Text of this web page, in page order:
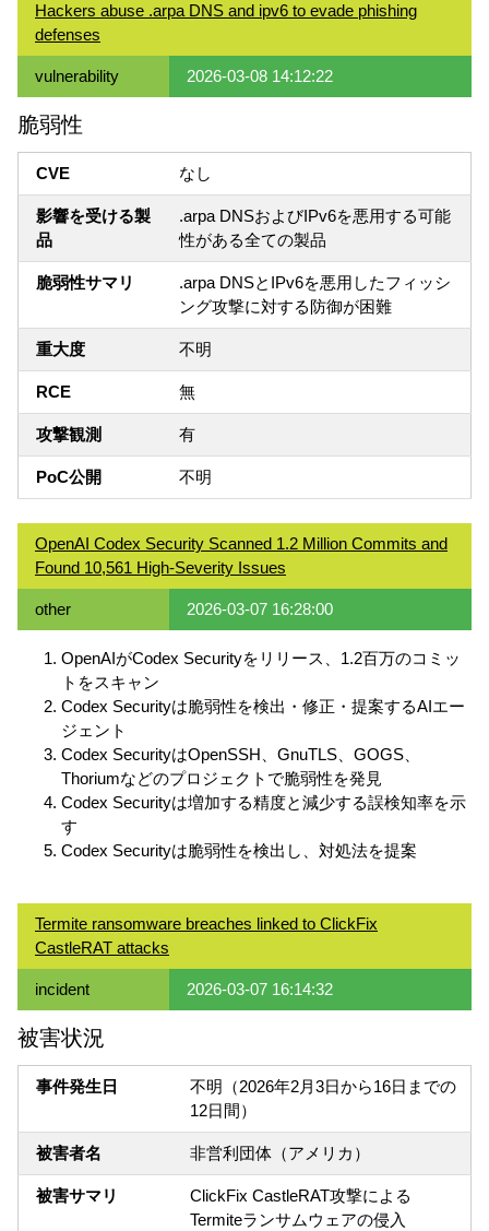
Hackers abuse .arpa DNS and ipv6 to evade phishing
defenses
vulnerability 2026-03-08 14:12:22
脆弱性
CVE なし
影響を受ける製
品
.arpa DNSおよびIPv6を悪用する可能
性がある全ての製品
脆弱性サマリ
.arpa DNSとIPv6を悪用したフィッシ
ング攻撃に対する防御が困難
重大度 不明
RCE 無
攻撃観測 有
PoC公開 不明
OpenAI Codex Security Scanned 1.2 Million Commits and
Found 10,561 High-Severity Issues
other 2026-03-07 16:28:00
OpenAIがCodex Securityをリリース、1.2百万のコミッ
トをスキャン
Codex Securityは脆弱性を検出・修正・提案するAIエー
ジェント
Codex SecurityはOpenSSH、GnuTLS、GOGS、
Thoriumなどのプロジェクトで脆弱性を発見
Codex Securityは増加する精度と減少する誤検知率を示
す
Codex Securityは脆弱性を検出し、対処法を提案
Termite ransomware breaches linked to ClickFix
CastleRAT attacks
incident 2026-03-07 16:14:32
被害状況
事件発生日
不明（2026年2月3日から16日までの
12日間）
被害者名 非営利団体（アメリカ）
被害サマリ
ClickFix CastleRAT攻撃による
Termiteランサムウェアの侵入